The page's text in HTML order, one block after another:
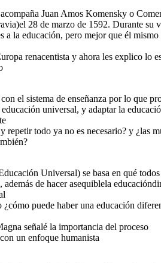
Juan Amos Komensky o
28 de marzo de 1592. Durante su
a la educación, pero mejor que él mismo
renacentista y ahora les explico lo
el sistema de enseñanza por lo que
universal, y adaptar la
repetir todo ya no es necesario? y ¿las
Universal) se basa en qué
además de hacer asequiblela
puede haber una educación
señalé la importancia del proceso
un enfoque humanista